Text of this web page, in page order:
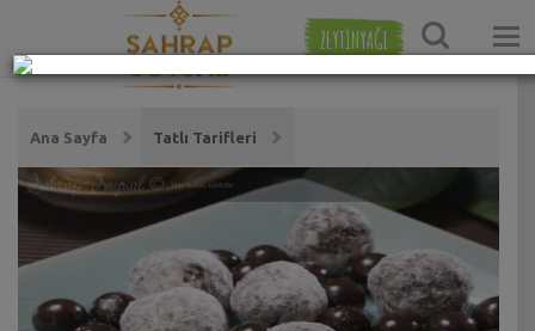
ZEYTİNYAĞI
Ana Sayfa Tatlı Tarifleri